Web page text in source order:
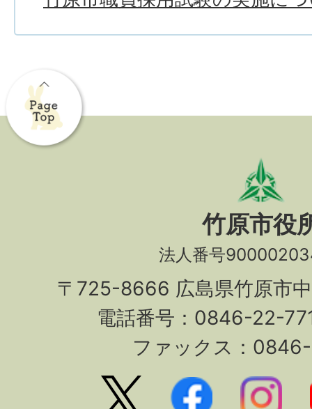
竹原市役
法人番号
〒725-8666 広島県竹原市
電話番号：0846-22-
ファックス：